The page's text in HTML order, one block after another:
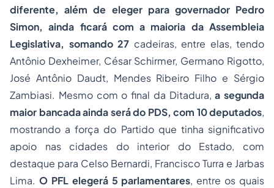
diferente, além de eleger para governador Pedro
Simon, ainda ficará com a maioria da Assembleia
Legislativa, somando 27 cadeiras, entre elas, tendo
Antônio Dexheimer, César Schirmer, Germano Rigotto,
José Antônio Daudt, Mendes Ribeiro Filho e Sérgio
Zambiasi. Mesmo com o final da Ditadura,a segunda
maior bancada ainda será do PDS, com 10 deputados,
mostrando a força do Partido que tinha significativo
apoio nas cidades do interior do Estado, com
destaque para Celso Bernardi, Francisco Turra e Jarbas
Lima. O PFL elegerá 5 parlamentares, entre os quais